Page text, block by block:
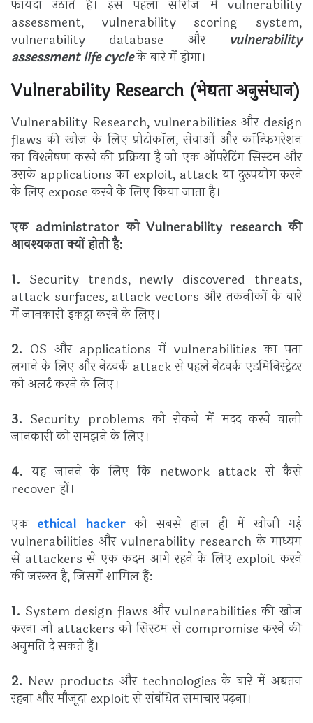
फायदा उठाते हैं। इस पहला सीरीज में vulnerability
assessment, vulnerability scoring system,
vulnerability database और vulnerability
assessment life cycleके बारे में होगा।
Vulnerability Research (भेद्यता अनुसंधान)
Vulnerability Research, vulnerabilities और design
flaws की खोज के लिए प्रोटोकॉल, सेवाओं और कॉन्फ़िगरेशन
का विश्लेषण करने की प्रक्रिया है जो एक ऑपरेटिंग सिस्टम और
उसके applications का exploit, attack या दुरुपयोग करने
के लिए expose करने के लिए किया जाता है।
एक administrator को Vulnerability research की
आवश्यकता क्यों होती है:
1. Security trends, newly discovered threats,
attack surfaces, attack vectors और तकनीकों के बारे
में जानकारी इकट्ठा करने के लिए।
2. OS और applications में vulnerabilities का पता
लगाने के लिए और नेटवर्क attack से पहले नेटवर्क एडमिनिस्ट्रेटर
को अलर्ट करने के लिए।
3. Security problems को रोकने में मदद करने वाली
जानकारी को समझने के लिए।
4. यह जानने के लिए कि network attack से कैसे
recover हों।
एक ethical hackerको सबसे हाल ही में खोजी गई
vulnerabilities और vulnerability research के माध्यम
से attackers से एक कदम आगे रहने के लिए exploit करने
की जरूरत है, जिसमें शामिल हैं:
1. System design flaws और vulnerabilities की खोज
करना जो attackers को सिस्टम से compromise करने की
अनुमति दे सकते हैं।
2. New products और technologies के बारे में अद्यतन
रहना और मौजूदा exploit से संबंधित समाचार पढ़ना।